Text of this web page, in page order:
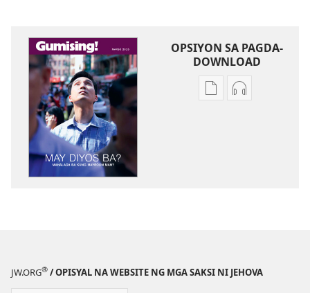
OPSIYON SA PAGDA-
DOWNLOAD
Opsiyon
Ba
Opsiyon
Ba
JW.ORG® / OPISYAL NA WEBSITE NG MGA SAKSI NI JEHOVA